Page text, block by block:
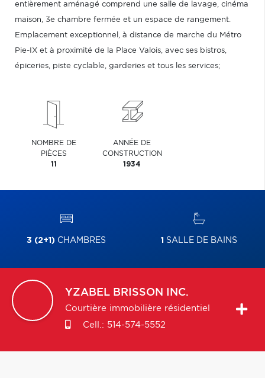
entièrement aménagé comprend une salle de lavage, cinéma
maison, 3e chambre fermée et un espace de rangement.
Emplacement exceptionnel, à distance de marche du Métro
Pie-IX et à proximité de la Place Valois, avec ses bistros,
épiceries, piste cyclable, garderies et tous les services;
NOMBRE DE
PIÈCES
11
ANNÉE DE
CONSTRUCTION
1934
3 (2+1) CHAMBRES 1 SALLE DE BAINS
YZABEL BRISSON INC.
Courtière immobilière résidentiel
Cell.: 514-574-5552